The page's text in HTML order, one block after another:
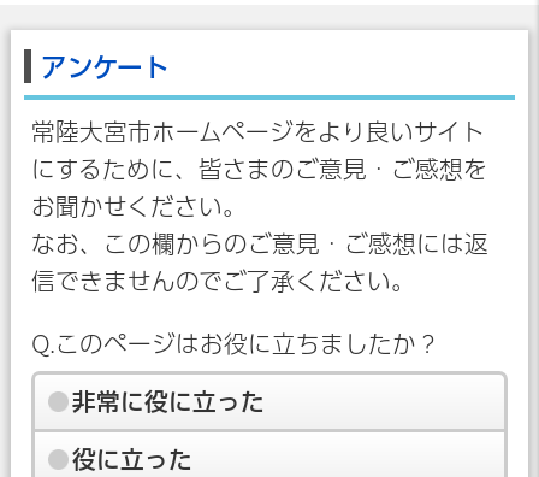
アンケート
常陸大宮市ホームページをより良いサイト
にするために、皆さまのご意見・ご感想を
お聞かせください。
なお、この欄からのご意見・ご感想には返
信できませんのでご了承ください。
Q.このページはお役に立ちましたか？
非常に役に立った
役に立った